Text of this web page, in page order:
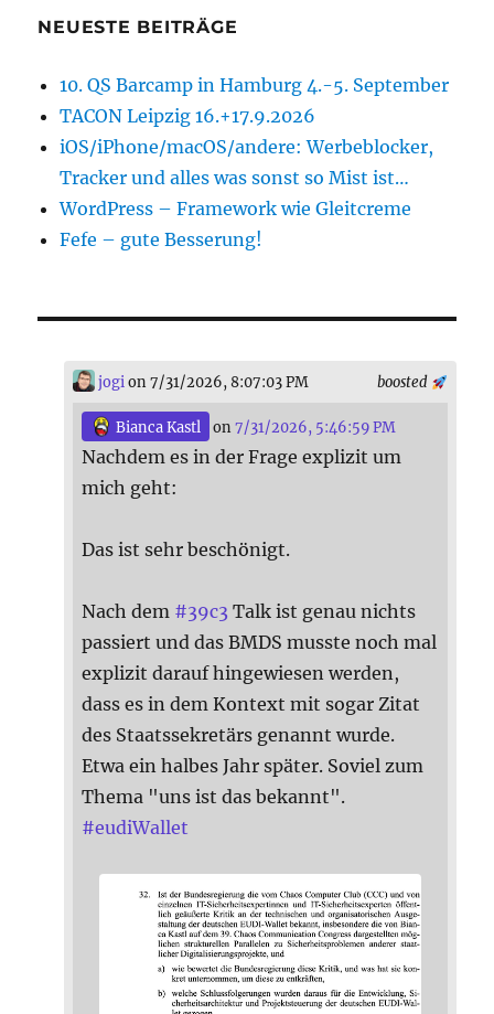
NEUESTE BEITRÄGE
10. QS Barcamp in Hamburg 4.-5. September
TACON Leipzig 16.+17.9.2026
iOS/iPhone/macOS/andere: Werbeblocker,
Tracker und alles was sonst so Mist ist…
WordPress – Framework wie Gleitcreme
Fefe – gute Besserung!
boosted
jogion 7/31/2026, 8:07:03 PM
Bianca Kastl on7/31/2026, 5:46:59 PM
Nachdem es in der Frage explizit um
mich geht:
Das ist sehr beschönigt.
Nach dem #39c3 Talk ist genau nichts
passiert und das BMDS musste noch mal
explizit darauf hingewiesen werden,
dass es in dem Kontext mit sogar Zitat
des Staatssekretärs genannt wurde.
Etwa ein halbes Jahr später. Soviel zum
Thema "uns ist das bekannt".
#eudiWallet